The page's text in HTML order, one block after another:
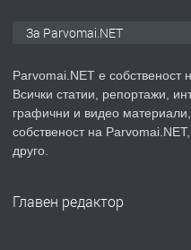
ПРЕДЛАГА Уроци
За Parvomai.NET
Parvomai.NET е
Всички статии, репортажи,
графични и видео
собственост на
друго.
Главен редактор